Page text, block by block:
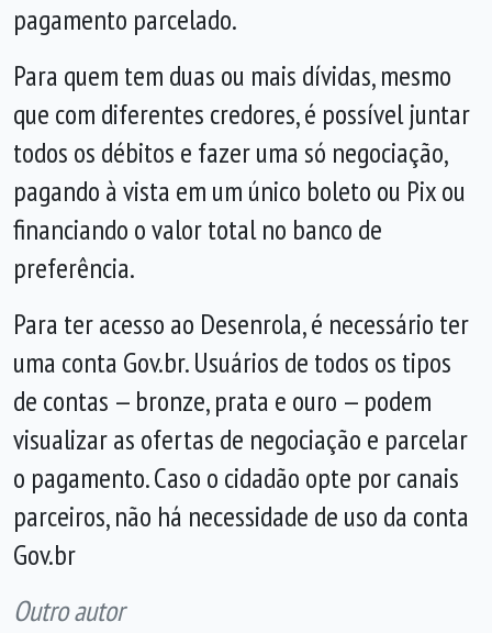
pagamento parcelado.
Para quem tem duas ou mais dívidas, mesmo
que com diferentes credores, é possível juntar
todos os débitos e fazer uma só negociação,
pagando à vista em um único boleto ou Pix ou
financiando o valor total no banco de
preferência.
Para ter acesso ao Desenrola, é necessário ter
uma conta Gov.br. Usuários de todos os tipos
de contas — bronze, prata e ouro — podem
visualizar as ofertas de negociação e parcelar
o pagamento. Caso o cidadão opte por canais
parceiros, não há necessidade de uso da conta
Gov.br
Outro autor